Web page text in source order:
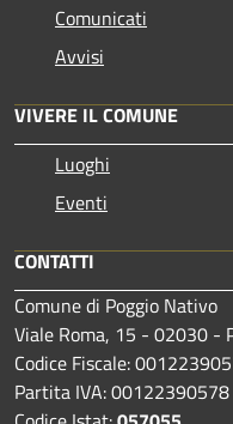
Comunicati
Avvisi
VIVERE IL COMUNE
Luoghi
Eventi
CONTATTI
Comune di Poggio Nativo
Viale Roma, 15 - 02030 -
Codice Fiscale:
Partita IVA: 00122390578